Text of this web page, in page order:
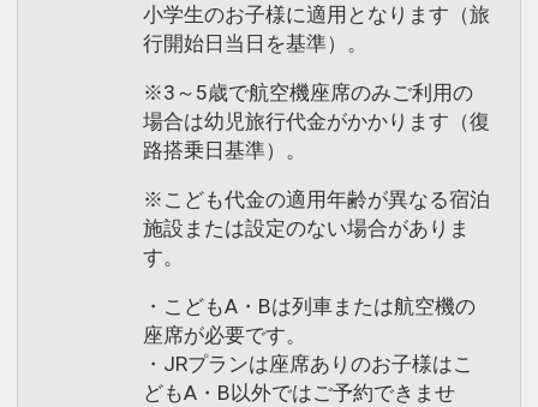
小学生のお子様に適用となります（旅
行開始日当日を基準）。
※3～5歳で航空機座席のみご利用の
場合は幼児旅行代金がかかります（復
路搭乗日基準）。
※こども代金の適用年齢が異なる宿泊
施設または設定のない場合がありま
す。
・こどもA・Bは列車または航空機の
座席が必要です。
・JRプランは座席ありのお子様はこ
どもA・B以外ではご予約できませ